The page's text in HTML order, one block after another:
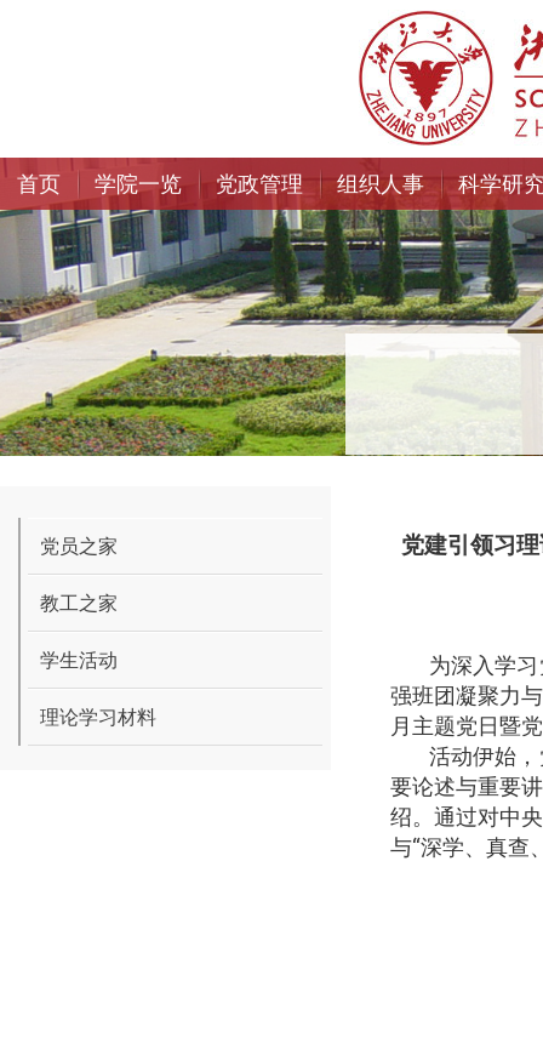
首页 学院一览 党政管理 组织人事 科学研
党员之家
教工之家
学生活动
理论学习材料
党建引领习
为深入学
强班团凝聚力
月主题党日暨
活动伊始
要论述与重要
绍。通过对中
与“深学、真查